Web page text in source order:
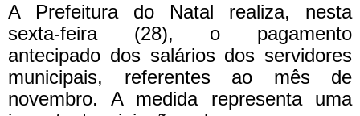
A Prefeitura do Natal realiza, nesta
sexta-feira (28), o pagamento
antecipado dos salários dos servidores
municipais, referentes ao mês de
novembro. A medida representa uma